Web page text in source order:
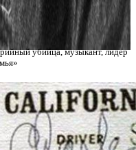
убийца, музыкант, лидер